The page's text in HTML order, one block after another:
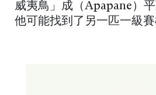
威夷鳥」成（Apapane）
他可能找到了另一匹一級賽